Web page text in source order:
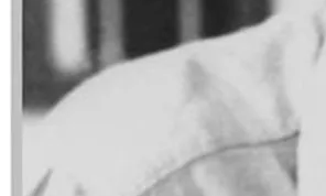
100 éve született Ország Lili magyar festő,
„Az ungvári kislány soha nem volt képes
szeretetlenségén és a holokauszt borzalmain.
[...]
A magyar demokrácia mentora: Bibó István